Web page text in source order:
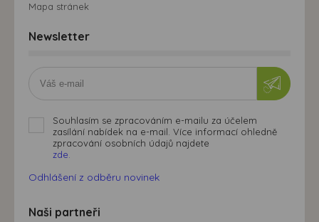
Mapa stránek
Newsletter
Souhlasím se zpracováním e-mailu za účelem
zasílání nabídek na e-mail. Více informací ohledně
zpracování osobních údajů najdete
zde.
Odhlášení z odběru novinek
Naši partneři